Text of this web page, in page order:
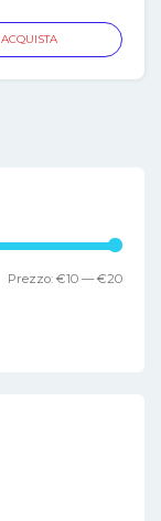
ACQUISTA
Prezzo: €10 —€20